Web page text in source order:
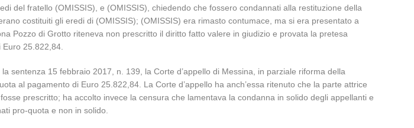
del fratello (OMISSIS), e (OMISSIS), chiedendo che fossero condannati alla restituzione della
costituiti gli eredi di (OMISSIS); (OMISSIS) era rimasto contumace, ma si era presentato a
Pozzo di Grotto riteneva non prescritto il diritto fatto valere in giudizio e provata la pretesa
25.822,84.
sentenza 15 febbraio 2017, n. 139, la Corte d’appello di Messina, in parziale riforma della
al pagamento di Euro 25.822,84. La Corte d’appello ha anch’essa ritenuto che la parte attrice
prescritto; ha accolto invece la censura che lamentava la condanna in solido degli appellanti e
pro-quota e non in solido.